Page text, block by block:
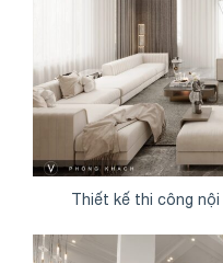
Thiết kế thi công